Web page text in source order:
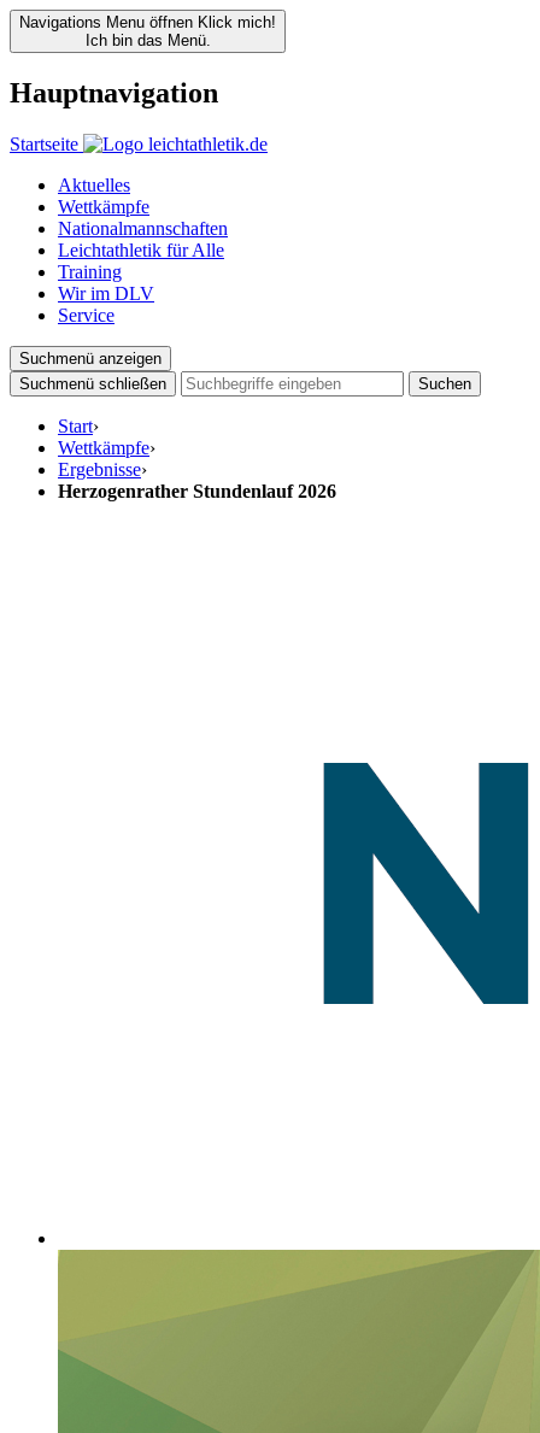
Navigations Menu öffnen Klick mich!
Ich bin das Menü.
Hauptnavigation
Startseite
Aktuelles
Wettkämpfe
Nationalmannschaften
Leichtathletik für Alle
Training
Wir im DLV
Service
Suchmenü anzeigen
Suchmenü schließen
Suchen
Start›
Wettkämpfe›
Ergebnisse›
Herzogenrather Stundenlauf 2026